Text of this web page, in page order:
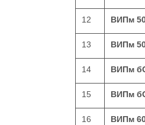
12 ВИПм
13 ВИПм
14 ВИПм
15 ВИПм
16 ВИПм